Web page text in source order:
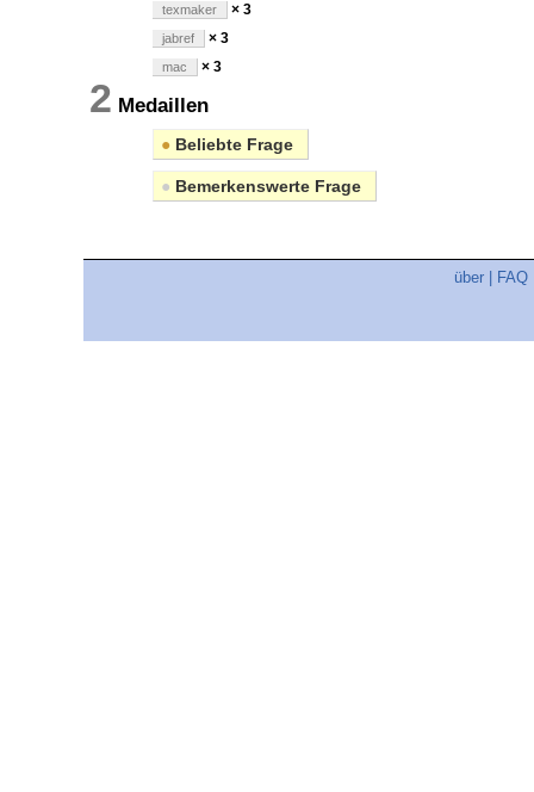
texmaker × 3
jabref × 3
mac × 3
2 Medaillen
● Beliebte Frage
● Bemerkenswerte Frage
über FAQ